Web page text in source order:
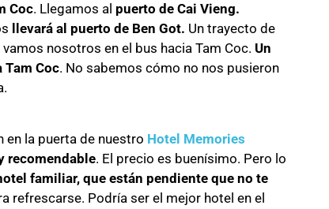
Coc. Llegamos al puerto de Cai Vieng.
llevará al puerto de Ben Got. Un trayecto de
nosotros en el bus hacia Tam Coc. Un
Coc. No sabemos cómo no nos pusieron
en la puerta de nuestro Hotel Memories
recomendable. El precio es buenísimo. Pero lo
familiar, que están pendiente que no te
refrescarse. Podría ser el mejor hotel en el